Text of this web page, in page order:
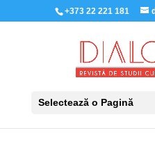
+373 22 221 181
Selectează o Pagină